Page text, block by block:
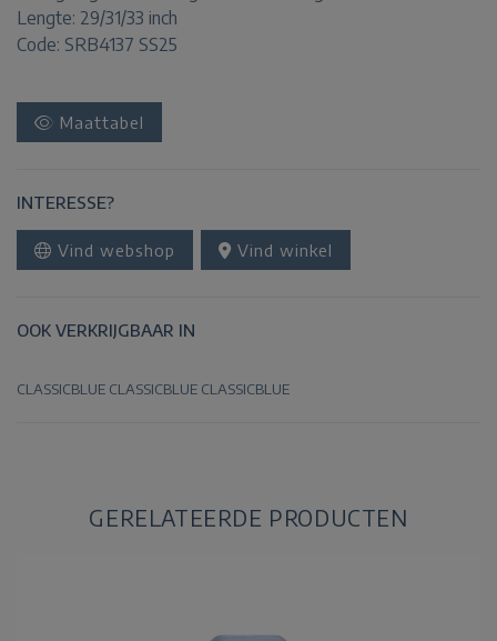
Lengte: 29/31/33 inch
Code: SRB4137 SS25
Maattabel
INTERESSE?
Vind webshop Vind winkel
OOK VERKRIJGBAAR IN
CLASSICBLUE CLASSICBLUE CLASSICBLUE
GERELATEERDE PRODUCTEN